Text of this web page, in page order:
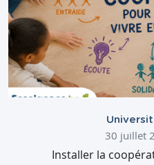
30 juillet
Installer la